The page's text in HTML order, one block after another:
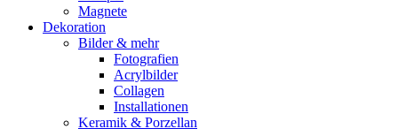
Magnete
Dekoration
Bilder & mehr
Fotografien
Acrylbilder
Collagen
Installationen
Keramik & Porzellan